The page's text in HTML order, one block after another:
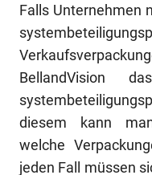
Falls Unternehmen
BellandVision
diesem kann
welche
jeden Fall müssen